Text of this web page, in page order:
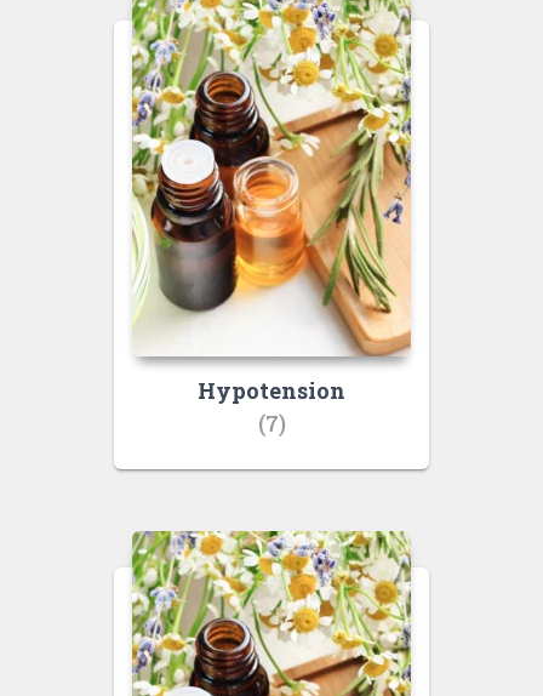
Hypotension
(7)